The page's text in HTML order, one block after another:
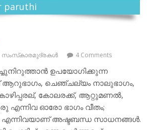
paruthi
സംസ്‌കാരമുദ്രകള്‍ 4 Comments
ഉപയോഗിക്കുന്ന
ആറുഭാഗം, ചെഞ്ചല്യം നാലുഭാഗം,
കോലരക്ക്, ആറ്റുമണല്‍,
എന്നിവ ഓരോ ഭാഗം വീതം;
എന്നിവയാണ് അഷ്ടബന്ധ സാധനങ്ങള്‍.